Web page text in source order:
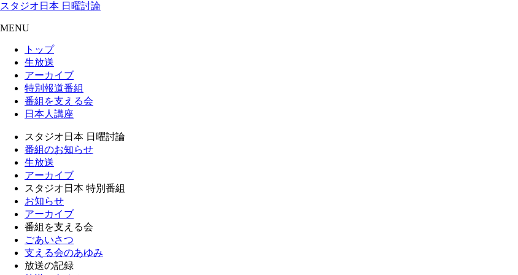
スタジオ日本 日曜討論
MENU
トップ
生放送
アーカイブ
特別報道番組
番組を支える会
日本人講座
スタジオ日本 日曜討論
番組のお知らせ
生放送
アーカイブ
スタジオ日本 特別番組
お知らせ
アーカイブ
番組を支える会
ごあいさつ
支える会のあゆみ
放送の記録